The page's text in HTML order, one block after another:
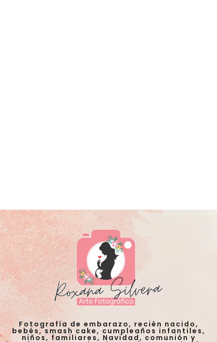
Fotografía de embarazo, recién nacido,
bebés, smash cake, cumpleaños infantiles,
niños, familiares, Navidad, comunión y